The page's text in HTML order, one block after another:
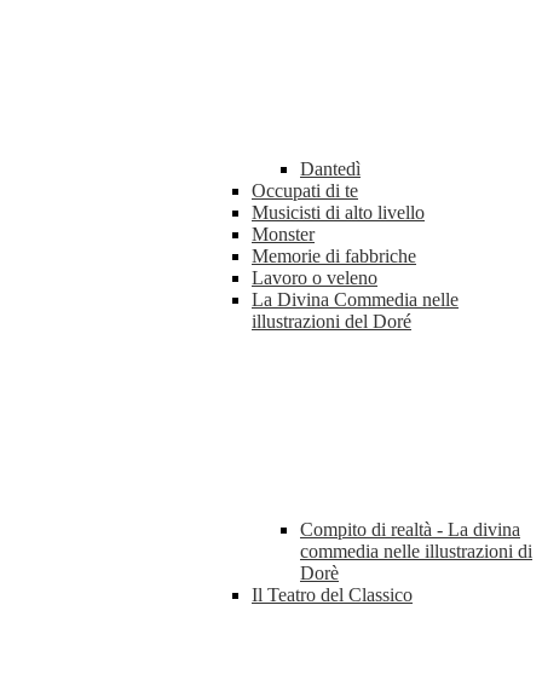
Dantedì
Occupati di te
Musicisti di alto livello
Monster
Memorie di fabbriche
Lavoro o veleno
La Divina Commedia nelle
illustrazioni del Doré
Compito di realtà - La divina
commedia nelle illustrazioni di
Dorè
Il Teatro del Classico